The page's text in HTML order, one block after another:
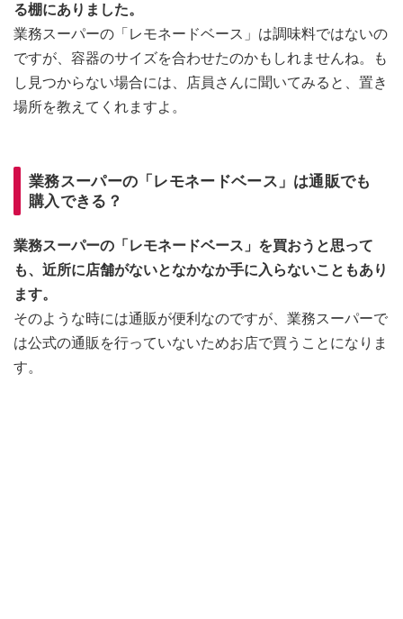
る棚にありました。
業務スーパーの「レモネードベース」は調味料ではないの
ですが、容器のサイズを合わせたのかもしれませんね。も
し見つからない場合には、店員さんに聞いてみると、置き
場所を教えてくれますよ。
業務スーパーの「レモネードベース」は通販でも
購入できる？
業務スーパーの「レモネードベース」を買おうと思って
も、近所に店舗がないとなかなか手に入らないこともあり
ます。
そのような時には通販が便利なのですが、業務スーパーで
は公式の通販を行っていないためお店で買うことになりま
す。